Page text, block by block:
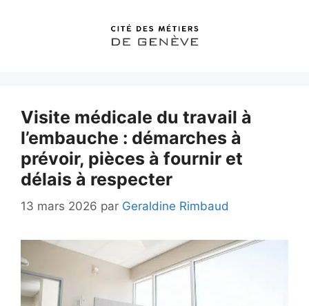
Visite médicale du travail à
l’embauche : démarches à
prévoir, pièces à fournir et
délais à respecter
13 mars 2026 par Geraldine Rimbaud